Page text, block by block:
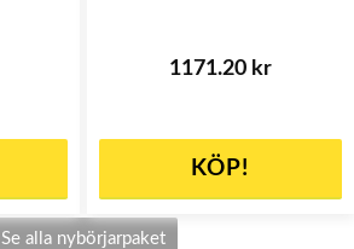
1171.20 kr
KÖP!
Se alla nybörjarpaket